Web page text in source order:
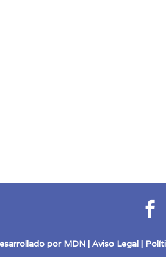

por MDN|Aviso Legal|